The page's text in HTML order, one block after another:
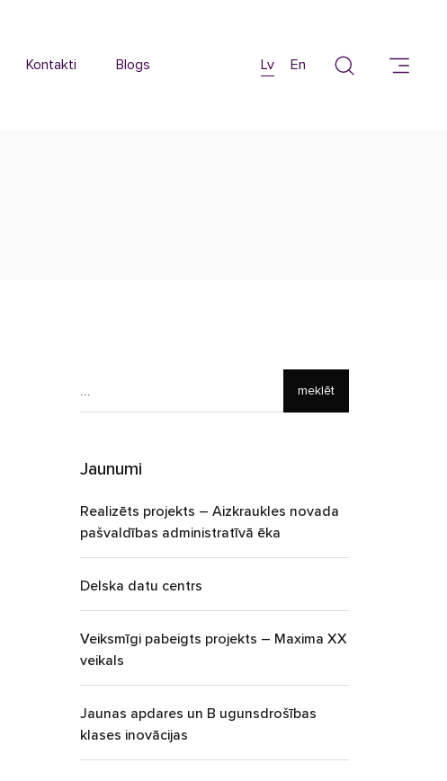
Kontakti Blogs Lv En
meklēt
Jaunumi
Realizēts projekts – Aizkraukles novada
pašvaldības administratīvā ēka
Delska datu centrs
Veiksmīgi pabeigts projekts – Maxima XX
veikals
Jaunas apdares un B ugunsdrošības
klases inovācijas